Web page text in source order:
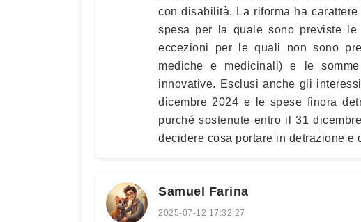
con disabilità. La riforma ha
spesa per la quale sono previste
eccezioni per le quali non sono
mediche e medicinali) e le
innovative. Esclusi anche gli
dicembre 2024 e le spese finora
purché sostenute entro il 31
decidere cosa portare in detrazione e
Samuel Farina
2025-07-12 17:32:27